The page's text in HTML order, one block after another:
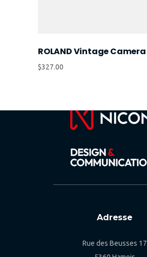
ROLAND Vintage Camera
$327.00
Adresse
Rue des Beusses 17